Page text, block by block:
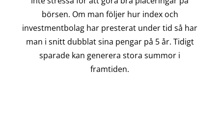
börsen. Om man följer hur index och
investmentbolag har presterat under tid så har
man i snitt dubblat sina pengar på 5 år. Tidigt
sparade kan generera stora summor i
framtiden.